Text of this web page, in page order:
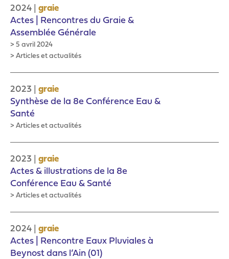
2024 | graie
Actes | Rencontres du Graie &
Assemblée Générale
> 5 avril 2024
> Articles et actualités
2023 | graie
Synthèse de la 8e Conférence Eau &
Santé
> Articles et actualités
2023 | graie
Actes & illustrations de la 8e
Conférence Eau & Santé
> Articles et actualités
2024 | graie
Actes | Rencontre Eaux Pluviales à
Beynost dans l’Ain (01)